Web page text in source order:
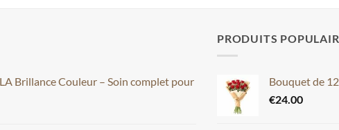
Brillance Couleur – Soin complet pour
PRODUITS
Bouquet de
€24.00